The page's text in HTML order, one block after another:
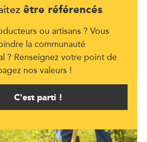
être référencés
ou artisans ? Vous
la communauté
? Renseignez votre point de
nos valeurs !
C'est parti !